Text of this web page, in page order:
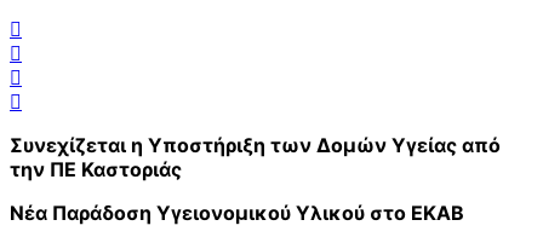
Συνεχίζεται η Υποστήριξη των Δομών Υγείας από
την ΠΕ Καστοριάς
Νέα Παράδοση Υγειονομικού Υλικού στο ΕΚΑΒ